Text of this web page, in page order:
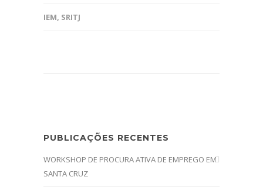
IEM, SRITJ
PUBLICAÇÕES RECENTES
WORKSHOP DE PROCURA ATIVA DE EMPREGO EM
SANTA CRUZ